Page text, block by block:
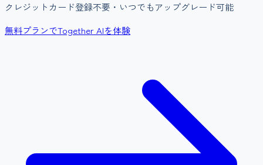
クレジットカード登録不要・いつでもアップグレード可能
無料プランでTogether AIを体験